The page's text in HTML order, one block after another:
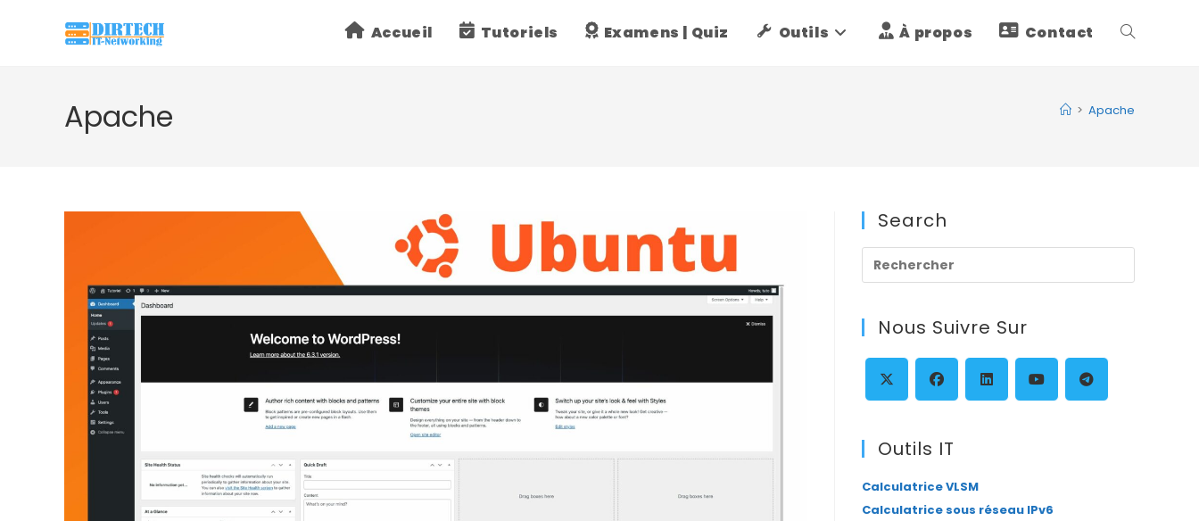
Accueil Tutoriels Examens | Quiz Outils À propos Contact Toggle
Apache > Apache
Search
Escape
Nous Suivre Sur
dans
un
nouvel
onglet
dans
nouvel
onglet
nouvel
onglet onglet
Outils IT
Calculatrice VLSM
Calculatrice sous réseau IPv6